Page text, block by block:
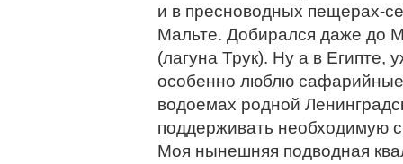
и в пресноводных пещерах-
Мальте. Добирался даже до
(лагуна Трук). Ну а в Египте,
особенно люблю
водоемах родной
поддерживать необходимую
Моя нынешняя подводная